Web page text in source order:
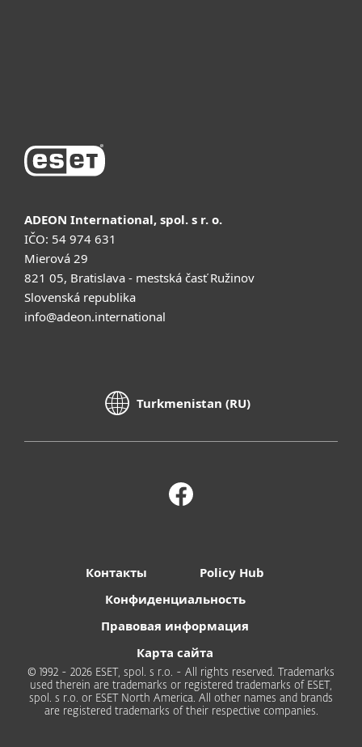
ADEON International, spol. s r. o.
IČO: 54 974 631
Mierová 29
821 05, Bratislava - mestská časť Ružinov
Slovenská republika
info@adeon.international
Turkmenistan (RU)
Контакты
Policy Hub
Конфиденциальность
Правовая информация
Карта сайта
© 1992 - 2026 ESET, spol. s r.o. - All rights reserved. Trademarks
used therein are trademarks or registered trademarks of ESET,
spol. s r.o. or ESET North America. All other names and brands
are registered trademarks of their respective companies.